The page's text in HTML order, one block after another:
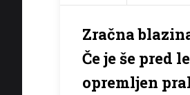
Zračna
Če je še pred
opremljen